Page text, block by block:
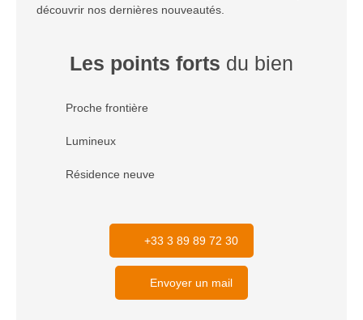
découvrir nos dernières nouveautés.
Les points forts du bien
Proche frontière
Lumineux
Résidence neuve
+33 3 89 89 72 30
Envoyer un mail